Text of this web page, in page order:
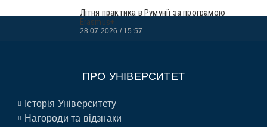
Літня практика в Румунії за програмою
Erasmus+
28.07.2026 15:57
ПРО УНІВЕРСИТЕТ
Історія Університету
Нагороди та відзнаки